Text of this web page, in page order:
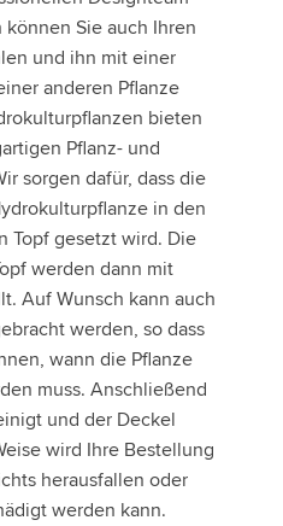
Sie auch Ihren
und ihn mit einer
anderen Pflanze
bieten
Pflanz- und
sorgen dafür, dass die
in den
Topf gesetzt wird. Die
werden dann mit
Auf Wunsch kann auch
werden, so dass
wann die Pflanze
muss. Anschließend
und der Deckel
wird Ihre Bestellung
herausfallen oder
werden kann.